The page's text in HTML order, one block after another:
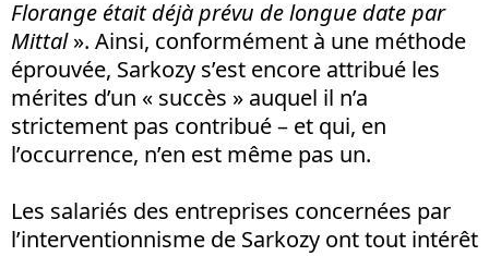
Florange était déjà prévu de longue date par
Mittal». Ainsi, conformément à une méthode
éprouvée, Sarkozy s’est encore attribué les
mérites d’un « succès » auquel il n’a
strictement pas contribué – et qui, en
l’occurrence, n’en est même pas un.
Les salariés des entreprises concernées par
l’interventionnisme de Sarkozy ont tout intérêt